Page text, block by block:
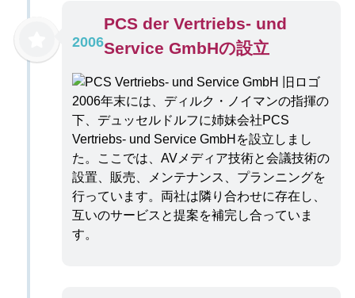
2006
PCS der Vertriebs- und
Service GmbHの設立
2006年末には、ディルク・ノイマンの指揮の
下、デュッセルドルフに姉妹会社PCS
Vertriebs- und Service GmbHを設立しまし
た。ここでは、AVメディア技術と会議技術の
設置、販売、メンテナンス、プランニングを
行っています。両社は隣り合わせに存在し、
互いのサービスと提案を補完し合っていま
す。